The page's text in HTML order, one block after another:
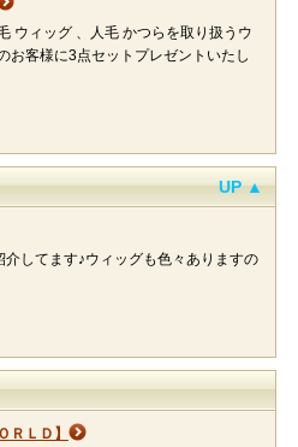
ウィッグ 、人毛 かつらを取り扱うウ
お客様に3点セットプレゼントいたし
UP ▲
してます♪ウィッグも色々ありますの
ＬＤ】